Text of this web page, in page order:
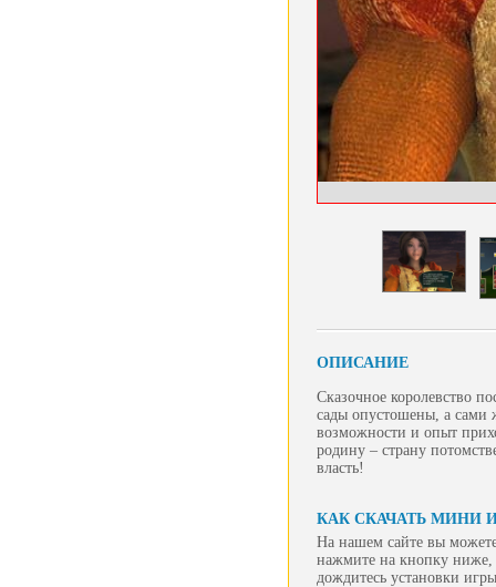
ОПИСАНИЕ
Сказочное королевство
сады опустошены, а сами
возможности и опыт
родину – страну
власть!
КАК СКАЧАТЬ МИНИ
На нашем сайте вы
нажмите на кнопку ниже,
дождитесь установки